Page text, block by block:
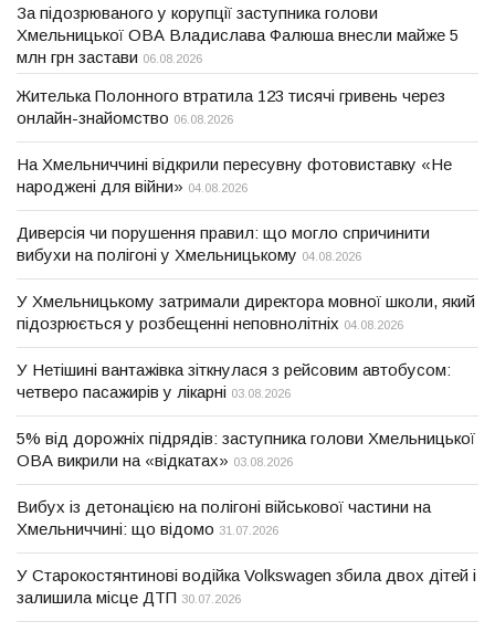
За підозрюваного у корупції заступника голови
Хмельницької ОВА Владислава Фалюша внесли майже 5
млн грн застави 06.08.2026
Жителька Полонного втратила 123 тисячі гривень через
онлайн-знайомство 06.08.2026
На Хмельниччині відкрили пересувну фотовиставку «Не
народжені для війни» 04.08.2026
Диверсія чи порушення правил: що могло спричинити
вибухи на полігоні у Хмельницькому 04.08.2026
У Хмельницькому затримали директора мовної школи, який
підозрюється у розбещенні неповнолітніх 04.08.2026
У Нетішині вантажівка зіткнулася з рейсовим автобусом:
четверо пасажирів у лікарні 03.08.2026
5% від дорожніх підрядів: заступника голови Хмельницької
ОВА викрили на «відкатах» 03.08.2026
Вибух із детонацією на полігоні військової частини на
Хмельниччині: що відомо 31.07.2026
У Старокостянтинові водійка Volkswagen збила двох дітей і
залишила місце ДТП 30.07.2026